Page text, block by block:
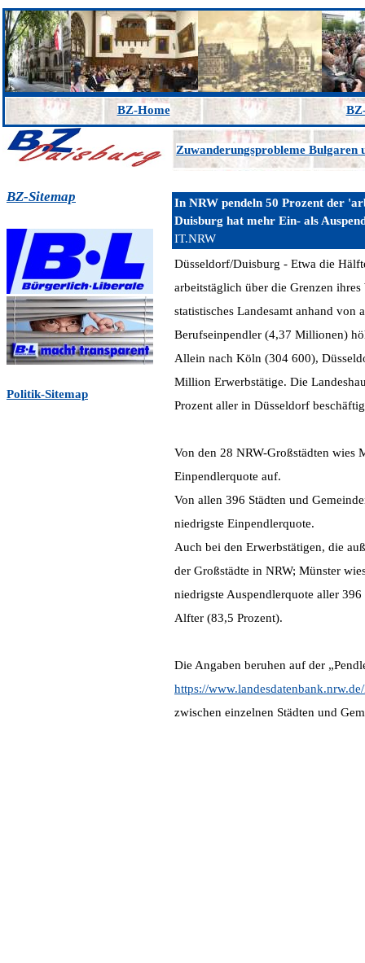
BZ-Home
BZ-Sitemap
Politik-Sitemap
Zuwanderungsprobleme Bulgaren
In NRW pendeln 50 Prozent der
Duisburg hat mehr Ein- als
IT.NRW
Düsseldorf/Duisburg - Etwa die
arbeitstäglich über die Grenzen
statistisches Landesamt anhand
Berufseinpendler (4,37 Millionen)
Allein nach Köln (304 600),
Million Erwerbstätige. Die
Prozent aller in Düsseldorf
Von den 28 NRW-Großstädten wies
Einpendlerquote auf.
Von allen 396 Städten und
niedrigste Einpendlerquote.
Auch bei den Erwerbstätigen, die
der Großstädte in NRW; Münster
niedrigste Auspendlerquote aller
Alfter (83,5 Prozent).
Die Angaben beruhen auf der
https://
zwischen einzelnen Städten und